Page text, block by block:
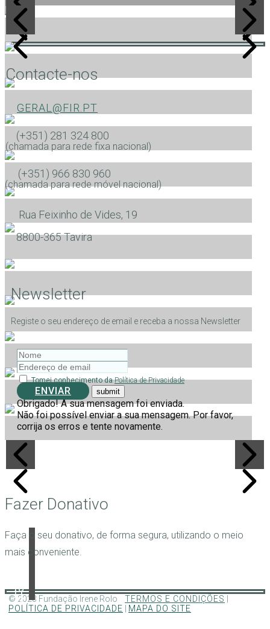
Contacte-nos
GERAL@FIR.PT
(+351) 281 324 800
(chamada para rede fixa nacional)
(+351) 966 830 960
(chamada para rede móvel nacional)
Rua Feixinho de Vides, 19
​8800-365 Tavira
Newsletter
Registe o seu endereço de email e receba a nossa Newsletter
Tomei conhecimento daPolítica de Privacidade
ENVIAR
Obrigado! A sua mensagem foi enviada.
Não foi possível enviar a sua mensagem. Por favor,
corrija os erros e tente novamente.
Fazer Donativo
Faça o seu donativo, de forma segura, utilizando o meio
mais conveniente.
© 2023 Fundação Irene Rolo TERMOS E CONDIÇÕES
POLÍTICA DE PRIVACIDADE
MAPA DO SITE